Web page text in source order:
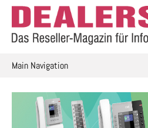
Skip
content
Main Navigation